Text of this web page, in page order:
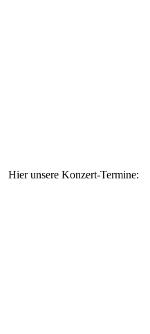
Hier unsere Konzert-Termine: